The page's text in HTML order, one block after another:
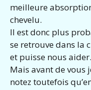
meilleure
chevelu.
Il est donc plus
se retrouve dans la
et puisse nous aider.
Mais avant de vous
notez toutefois